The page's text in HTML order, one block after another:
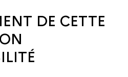
DE CETTE